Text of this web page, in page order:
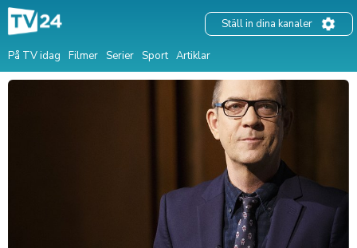
På TV idag Filmer Serier Sport Artiklar
Ställ in dina kanaler